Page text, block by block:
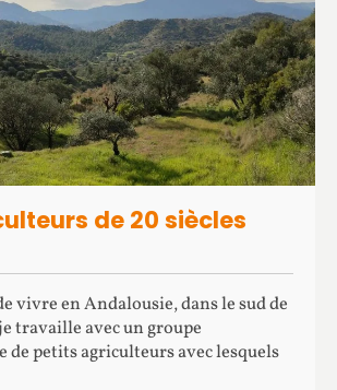
de 20 siècles
vivre en Andalousie, dans le sud de
travaille avec un groupe
petits agriculteurs avec lesquels